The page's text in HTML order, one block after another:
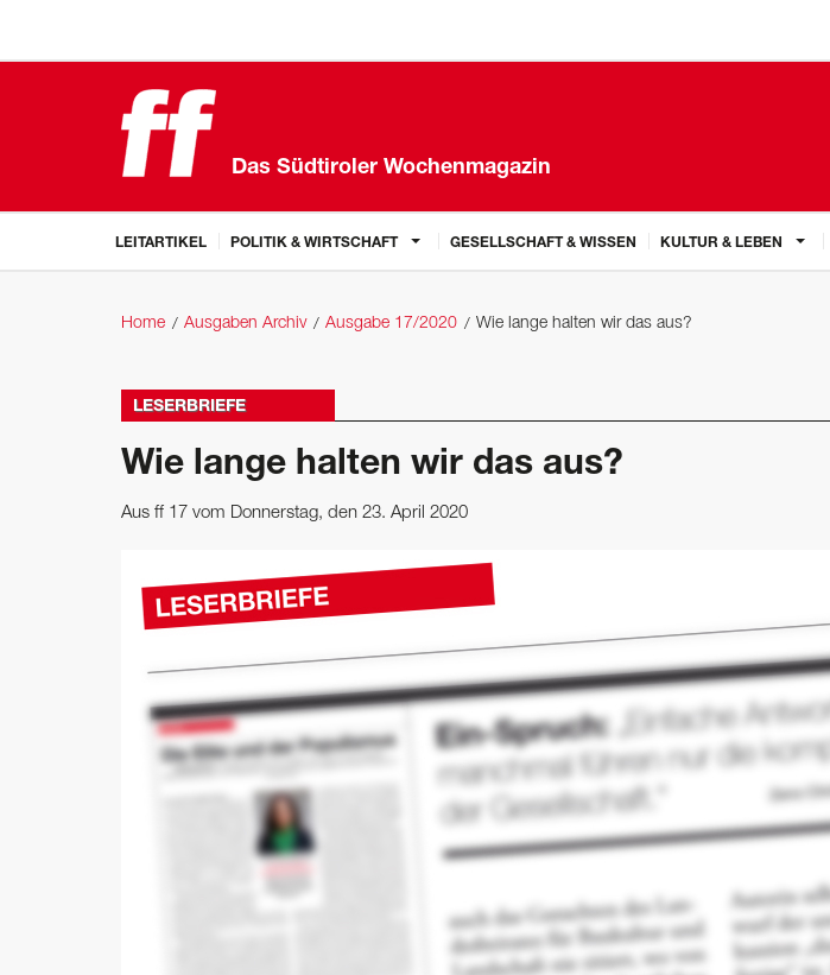
Das Südtiroler Wochenmagazin
LEITARTIKEL POLITIK & WIRTSCHAFT GESELLSCHAFT & WISSEN KULTUR & LEBEN
Home Ausgaben Archiv Ausgabe 17/2020 Wie lange halten wir das aus?
LESERBRIEFE
Wie lange halten wir das aus?
Aus ff 17 vom Donnerstag, den 23. April 2020